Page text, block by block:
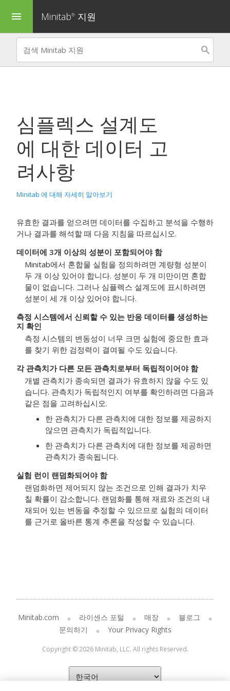
menu Minitab® 지원
심플렉스 설계도
에 대한 데이터 고
려사항
Minitab 에 대해 자세히 알아보기
유효한 결과를 얻으려면 데이터를 수집하고 분석을 수행하
거나 결과를 해석할 때 다음 지침을 따르십시오.
데이터에 3개 이상의 성분이 포함되어야 함
Minitab에서 혼합물 실험을 정의하려면 계량형 성분이
두 개 이상 있어야 합니다. 성분이 두 개 미만이면 혼합
물이 없습니다. 그러나 심플렉스 설계도에 표시하려면
성분이 세 개 이상 있어야 합니다.
측정 시스템에서 신뢰할 수 있는 반응 데이터를 생성하는
지 확인
측정 시스템의 변동성이 너무 크면 실험에 중요한 효과
를 찾기 위한 검정력이 결여될 수도 있습니다.
각 관측치가 다른 모든 관측치로부터 독립적이어야 함
개별 관측치가 종속되면 결과가 유효하지 않을 수도 있
습니다. 관측치가 독립적인지 여부를 확인하려면 다음과
같은 점을 고려하십시오.
한 관측치가 다른 관측치에 대한 정보를 제공하지
않으면 관측치가 독립적입니다.
한 관측치가 다른 관측치에 대한 정보를 제공하면
관측치가 종속됩니다.
실험 런이 랜덤화되어야 함
랜덤화하면 제어되지 않는 조건으로 인해 결과가 치우
칠 확률이 감소합니다. 랜덤화를 통해 재료와 조건의 내
재되어 있는 변동을 추정할 수 있으므로 실험의 데이터
를 근거로 올바른 통계 추론을 작성할 수 있습니다.
Minitab.com 라이센스 포털 매장
블로그
문의하기
Your Privacy Rights
Copyright © 2026 Minitab, LLC. All rights Reserved.